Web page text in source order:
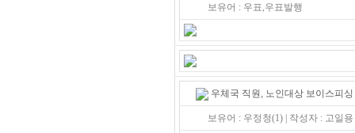
보유어 : 우표,우표발행
우체국 직원, 노인대상 보이스피
보유어 : 우정청(1) | 작성자 : 고일용